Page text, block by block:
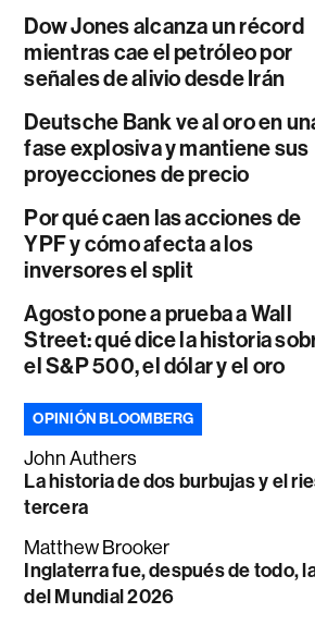
Dow Jones alcanza un récord
mientras cae el petróleo por
señales de alivio desde Irán
Deutsche Bank ve al oro en
fase explosiva y mantiene sus
proyecciones de precio
Por qué caen las acciones de
YPF y cómo afecta a los
inversores el split
Agosto pone a prueba a Wall
Street: qué dice la historia
el S&P 500, el dólar y el oro
OPINIÓN BLOOMBERG
John Authers
La historia de dos burbujas y el
tercera
Matthew Brooker
Inglaterra fue, después de todo,
del Mundial 2026